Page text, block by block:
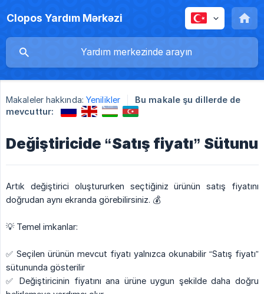
Clopos Yardım Mərkəzi
Makaleler hakkında: Yenilikler
Bu makale şu dillerde de
mevcuttur:
Değiştiricide “Satış fiyatı” Sütunu
Artık değiştirici oluştururken seçtiğiniz ürünün satış fiyatını
doğrudan aynı ekranda görebilirsiniz. 💰
💡 Temel imkanlar:
✅ Seçilen ürünün mevcut fiyatı yalnızca okunabilir “Satış fiyatı”
sütununda gösterilir
✅ Değiştiricinin fiyatını ana ürüne uygun şekilde daha doğru